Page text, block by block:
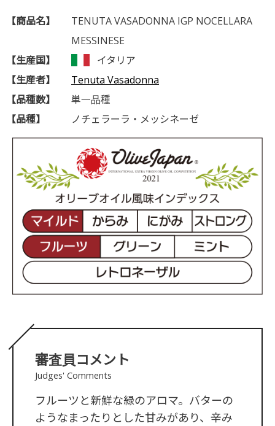
【商品名】
TENUTA VASADONNA IGP NOCELLARA
MESSINESE
【生産国】
イタリア
【生産者】
Tenuta Vasadonna
【品種数】
単一品種
【品種】
ノチェラーラ・メッシネーゼ
審査員コメント
Judges' Comments
フルーツと新鮮な緑のアロマ。バターの
ようなまったりとした甘みがあり、辛み